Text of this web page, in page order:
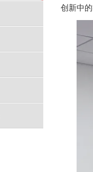
创新中